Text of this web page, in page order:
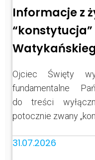
Informacje z
Ojciec Święty
fundamentalne
do treści
potocznie zwany
31.07.2026